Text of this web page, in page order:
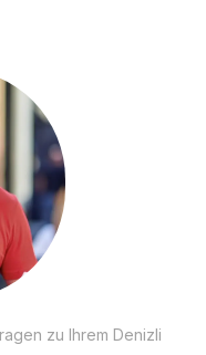
zu Ihrem Denizli